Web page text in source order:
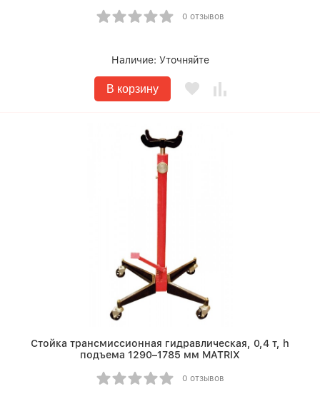
0 отзывов
Наличие: Уточняйте
В корзину
Стойка трансмиссионная гидравлическая, 0,4 т, h
подъема 1290–1785 мм MATRIX
0 отзывов